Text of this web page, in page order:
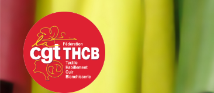
contenu
principal